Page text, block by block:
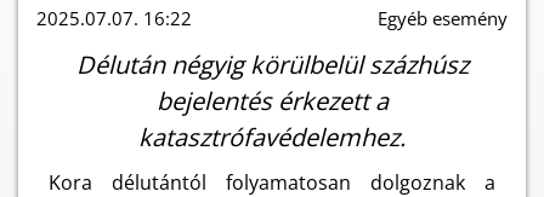
2025.07.07. 16:22 Egyéb esemény
Délután négyig körülbelül százhúsz
bejelentés érkezett a
katasztrófavédelemhez.
Kora délutántól folyamatosan dolgoznak a